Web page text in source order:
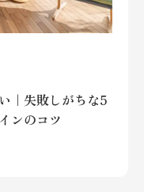
｜失敗しがちな5
ンのコツ